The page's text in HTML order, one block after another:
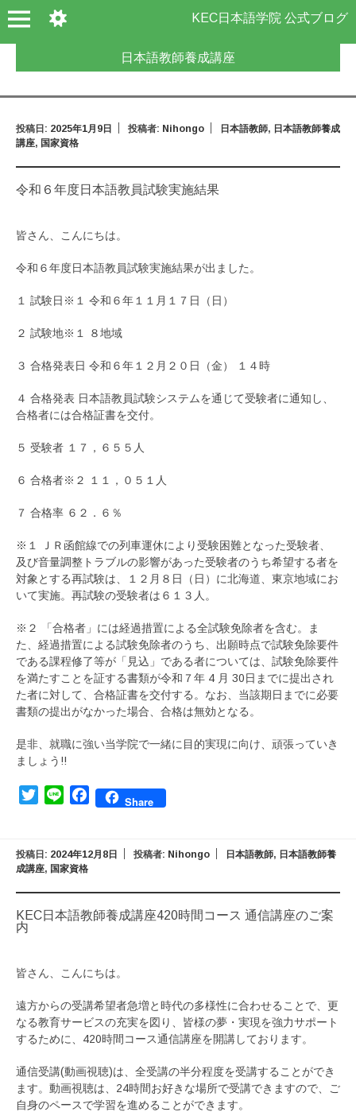
KEC日本語学院 公式ブログ
日本語教師養成講座
投稿日: 2025年1月9日 投稿者: Nihongo 日本語教師, 日本語教師養成
講座, 国家資格
令和６年度日本語教員試験実施結果
皆さん、こんにちは。
令和６年度日本語教員試験実施結果が出ました。
１ 試験日※１ 令和６年１１月１７日（日）
２ 試験地※１ ８地域
３ 合格発表日 令和６年１２月２０日（金） １４時
４ 合格発表 日本語教員試験システムを通じて受験者に通知し、
合格者には合格証書を交付。
５ 受験者 １７，６５５人
６ 合格者※２ １１，０５１人
７ 合格率 ６２．６％
※１ ＪＲ函館線での列車運休により受験困難となった受験者、
及び音量調整トラブルの影響があった受験者のうち希望する者を
対象とする再試験は、１２月８日（日）に北海道、東京地域にお
いて実施。再試験の受験者は６１３人。
※２ 「合格者」には経過措置による全試験免除者を含む。ま
た、経過措置による試験免除者のうち、出願時点で試験免除要件
である課程修了等が「見込」である者については、試験免除要件
を満たすことを証する書類が令和７年 4 月 30日までに提出され
た者に対して、合格証書を交付する。なお、当該期日までに必要
書類の提出がなかった場合、合格は無効となる。
是非、就職に強い当学院で一緒に目的実現に向け、頑張っていき
ましょう!!
TwitterLine FacebookShare
投稿日: 2024年12月8日 投稿者: Nihongo 日本語教師, 日本語教師養
成講座, 国家資格
KEC日本語教師養成講座420時間コース 通信講座のご案
内
皆さん、こんにちは。
遠方からの受講希望者急増と時代の多様性に合わせることで、更
なる教育サービスの充実を図り、皆様の夢・実現を強力サポート
するために、420時間コース通信講座を開講しております。
通信受講(動画視聴)は、全受講の半分程度を受講することができ
ます。動画視聴は、24時間お好きな場所で受講できますので、ご
自身のペースで学習を進めることができます。